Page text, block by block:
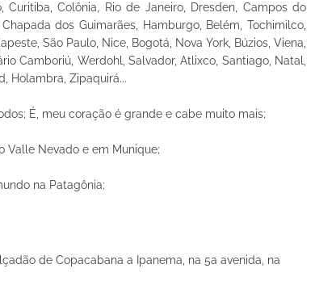
Curitiba, Colônia, Rio de Janeiro, Dresden, Campos do
dos Guimarães, Hamburgo, Belém, Tochimilco,
São Paulo, Nice, Bogotá, Nova York, Búzios, Viena,
Camboriú, Werdohl, Salvador, Atlixco, Santiago, Natal,
Holambra, Zipaquirá...
É, meu coração é grande e cabe muito mais;
Valle Nevado e em Munique;
na Patagônia;
de Copacabana a Ipanema, na 5a avenida, na